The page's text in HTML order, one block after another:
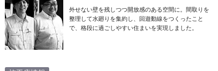
外せない壁を残しつつ開放感のある空間に。間取りを
整理して水廻りを集約し、回遊動線をつくったこと
で、格段に過ごしやすい住まいを実現しました。